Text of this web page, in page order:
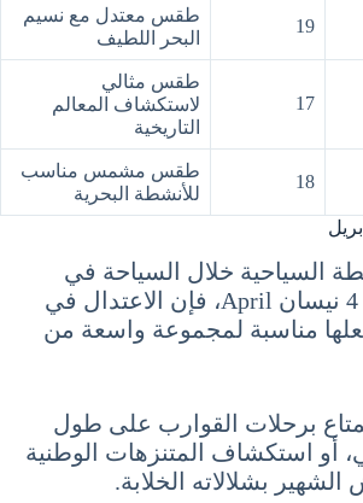
19
طقس معتدل مع نسيم
البحر اللطيف
17
طقس مثالي
لاستكشاف المعالم
التاريخية
18
طقس مشمس مناسب
للأنشطة البحرية
السياحية خلال السياحة في
كرواتيا شهر ابريل 4 نيسان April، فإن الاعتدال في
مناسبة لمجموعة واسعة من
برحلات القوارب على طول
أو استكشاف المتنزهات الوطنية
الشهير بشلالاته الخلابة.